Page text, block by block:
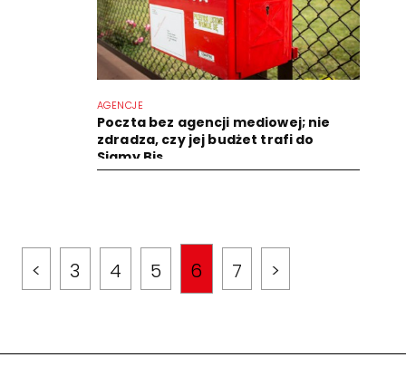
AGENCJE
Poczta bez agencji mediowej; nie
zdradza, czy jej budżet trafi do
Sigmy Bis
< 3 4 5 6 7 >